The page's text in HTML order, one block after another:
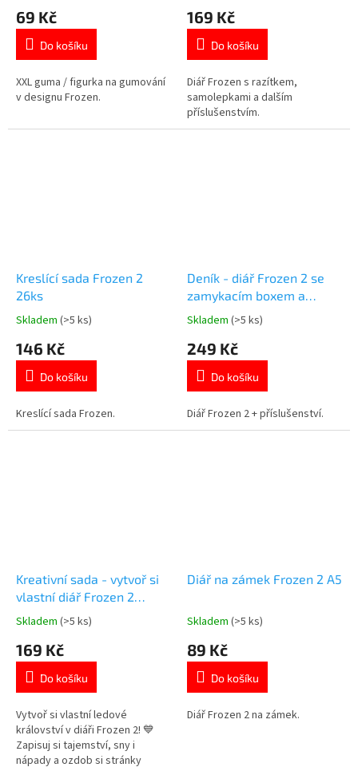
produktu
5,0
5
hvězdiček.
69 Kč
Do košíku
XXL guma / figurka na gumování
v designu Frozen.
produktu
4,8
5
hvězdiček.
169 Kč
Do košíku
Diář Frozen s razítkem,
samolepkami a dalším
příslušenstvím.
Kreslící sada Frozen 2
26ks
Průměrné
produktu
5,0
5
hvězdiček.
Skladem (>5 ks)
146 Kč
Do košíku
Kreslící sada Frozen.
Deník - diář Frozen 2 se
zamykacím boxem a
příslušenstvím
Průměrné
produktu
5,0
5
hvězdiček.
Skladem (>5 ks)
249 Kč
Do košíku
Diář Frozen 2 + příslušenství.
Kreativní sada - vytvoř si
vlastní diář Frozen 2
Ledové království
Průměrné
produktu
5,0
5
hvězdiček.
Skladem (>5 ks)
169 Kč
Do košíku
Vytvoř si vlastní ledové
království v diáři Frozen 2! 💙
Zapisuj si tajemství, sny i
nápady a ozdob si stránky
Diář na zámek Frozen 2 A5
Průměrné
produktu
5,0
5
Skladem (>5 ks)
89 Kč
Do košíku
Diář Frozen 2 na zámek.